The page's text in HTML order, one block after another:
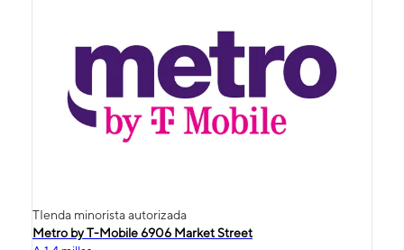
TIenda minorista autorizada
Metro by T-Mobile 6906 Market Street